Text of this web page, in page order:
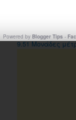
9.51 Μονάδες
Powered by Blogger Tips -